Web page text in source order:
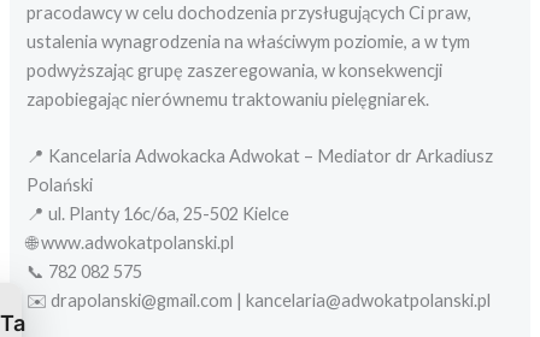
pracodawcy w celu dochodzenia przysługujących Ci praw,
ustalenia wynagrodzenia na właściwym poziomie, a w tym
podwyższając grupę zaszeregowania, w konsekwencji
zapobiegając nierównemu traktowaniu pielęgniarek.
📍 Kancelaria Adwokacka Adwokat – Mediator dr Arkadiusz
Polański
📍 ul. Planty 16c/6a, 25-502 Kielce
🌐 www.adwokatpolanski.pl
📞 782 082 575
✉️ drapolanski@gmail.com | kancelaria@adwokatpolanski.pl
Ta